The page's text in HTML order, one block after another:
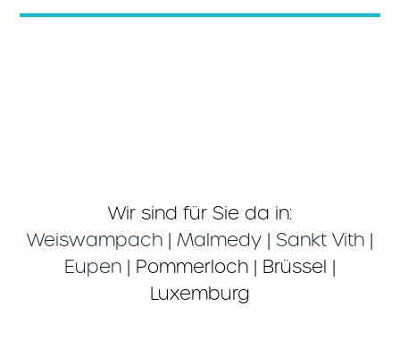
Wir sind für Sie da in:
Weiswampach | Malmedy | Sankt Vith |
Eupen | Pommerloch | Brüssel |
Luxemburg